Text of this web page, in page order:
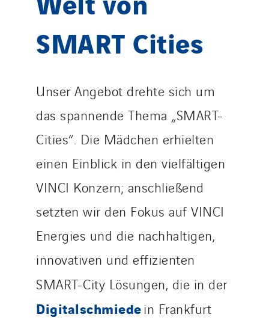
SMART Cities
Unser Angebot drehte sich um
das spannende Thema „SMART-
Cities“. Die Mädchen erhielten
einen Einblick in den vielfältigen
VINCI Konzern; anschließend
setzten wir den Fokus auf VINCI
Energies und die nachhaltigen,
innovativen und effizienten
SMART-City Lösungen, die in der
Digitalschmiedein Frankfurt